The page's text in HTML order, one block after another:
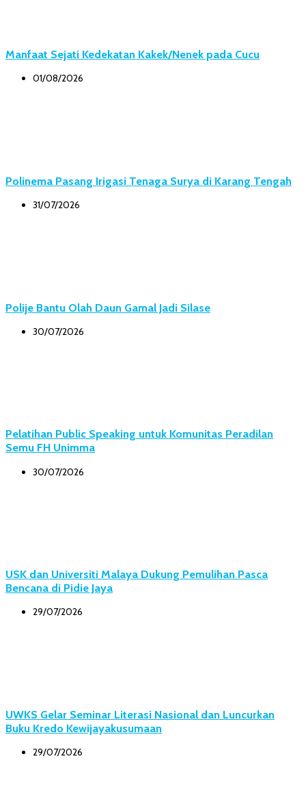
Manfaat Sejati Kedekatan Kakek/Nenek pada Cucu
01/08/2026
Polinema Pasang Irigasi Tenaga Surya di Karang Tengah
31/07/2026
Polije Bantu Olah Daun Gamal Jadi Silase
30/07/2026
Pelatihan Public Speaking untuk Komunitas Peradilan
Semu FH Unimma
30/07/2026
USK dan Universiti Malaya Dukung Pemulihan Pasca
Bencana di Pidie Jaya
29/07/2026
UWKS Gelar Seminar Literasi Nasional dan Luncurkan
Buku Kredo Kewijayakusumaan
29/07/2026